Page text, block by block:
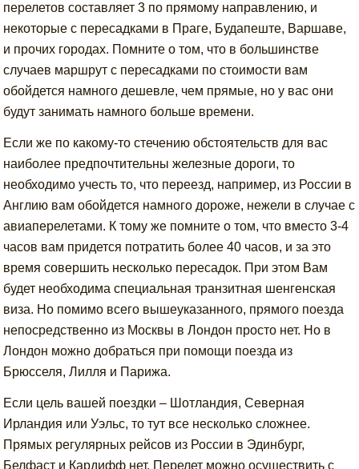
перелетов составляет 3 по прямому направлению, и
некоторые с пересадками в Праге, Будапеште, Варшаве,
и прочих городах. Помните о том, что в большинстве
случаев маршрут с пересадками по стоимости вам
обойдется намного дешевле, чем прямые, но у вас они
будут занимать намного больше времени.
Если же по какому-то стечению обстоятельств для вас
наиболее предпочтительны железные дороги, то
необходимо учесть то, что переезд, например, из России в
Англию вам обойдется намного дороже, нежели в случае с
авиаперелетами. К тому же помните о том, что вместо 3-4
часов вам придется потратить более 40 часов, и за это
время совершить несколько пересадок. При этом Вам
будет необходима специальная транзитная шенгенская
виза. Но помимо всего вышеуказанного, прямого поезда
непосредственно из Москвы в Лондон просто нет. Но в
Лондон можно добраться при помощи поезда из
Брюсселя, Лилля и Парижа.
Если цель вашей поездки – Шотландия, Северная
Ирландия или Уэльс, то тут все несколько сложнее.
Прямых регулярных рейсов из России в Эдинбург,
Белфаст и Кардифф нет. Перелет можно осуществить с